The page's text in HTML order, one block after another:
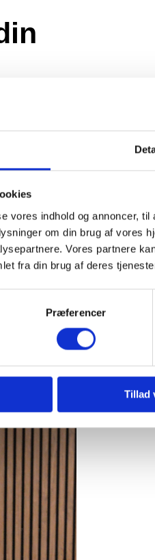
vores indhold og annoncer,
om din brug af vores
Vores partnere
fra din brug af deres
Præferencer
Tillad
gør
du
til de
Hos
ved
til